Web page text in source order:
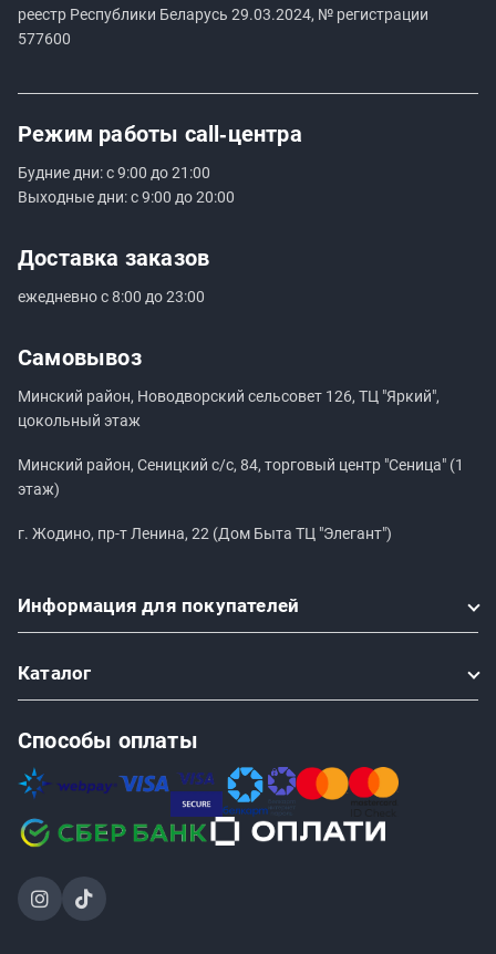
реестр Республики Беларусь 29.03.2024, № регистрации
577600
Режим работы call‑центра
Будние дни: с 9:00 до 21:00
Выходные дни: с 9:00 до 20:00
Доставка заказов
ежедневно с 8:00 до 23:00
Самовывоз
Минский район, Новодворский сельсовет 126, ТЦ "Яркий",
цокольный этаж
Минский район, Сеницкий с/с, 84, торговый центр "Сеница" (1
этаж)
г. Жодино, пр-т Ленина, 22 (Дом Быта ТЦ "Элегант")
Информация для покупателей
Каталог
Способы оплаты